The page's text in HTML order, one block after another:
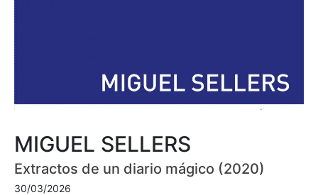
MIGUEL SELLERS
Extractos de un diario mágico (2020)
30/03/2026